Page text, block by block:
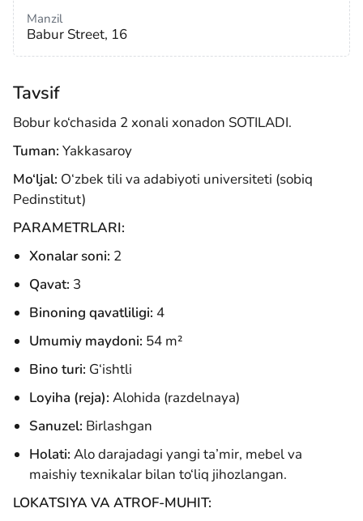
Manzil
Babur Street, 16
Tavsif
Bobur ko‘chasida 2 xonali xonadon SOTILADI.
Tuman: Yakkasaroy
Mo‘ljal: O‘zbek tili va adabiyoti universiteti (sobiq
Pedinstitut)
PARAMETRLARI:
Xonalar soni: 2
Qavat: 3
Binoning qavatliligi: 4
Umumiy maydoni: 54 m²
Bino turi: G‘ishtli
Loyiha (reja): Alohida (razdelnaya)
Sanuzel: Birlashgan
Holati: Alo darajadagi yangi ta’mir, mebel va
maishiy texnikalar bilan to‘liq jihozlangan.
LOKATSIYA VA ATROF-MUHIT: